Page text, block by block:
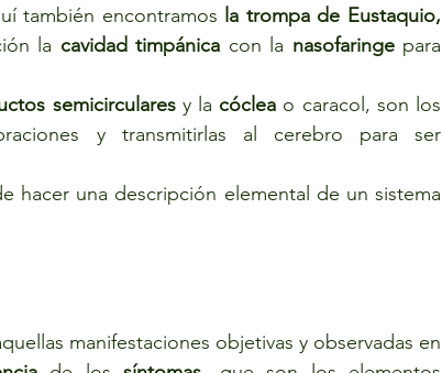
también encontramos
la cavidad timpánica con la nasofaringe para
semicirculares y la cóclea o caracol, son los
y transmitirlas al cerebro para ser
hacer una descripción elemental de un sistema
manifestaciones objetivas y observadas en